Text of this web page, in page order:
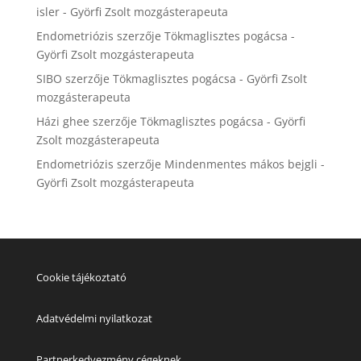
isler - Györfi Zsolt mozgásterapeuta
Endometriózis szerzője Tökmaglisztes pogácsa -
Györfi Zsolt mozgásterapeuta
SIBO szerzője Tökmaglisztes pogácsa - Györfi Zsolt
mozgásterapeuta
Házi ghee szerzője Tökmaglisztes pogácsa - Györfi
Zsolt mozgásterapeuta
Endometriózis szerzője Mindenmentes mákos bejgli -
Györfi Zsolt mozgásterapeuta
Cookie tájékoztató
Adatvédelmi nyilatkozat